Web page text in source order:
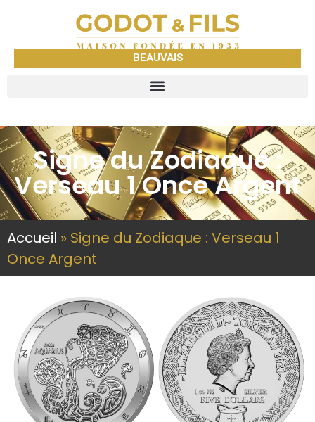
BEAUVAIS
Signe du Zodiaque :
Verseau 1 Once Argent
Accueil » Signe du Zodiaque : Verseau 1
Once Argent